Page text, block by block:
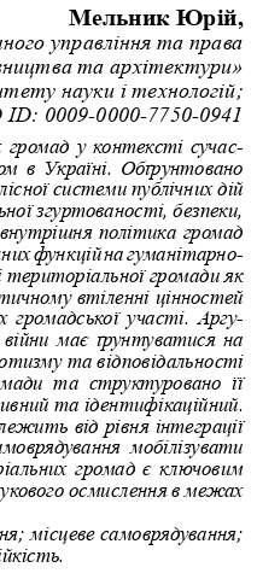
Мельник Юрій,
управління та права
та архітектури»
науки і технологій;
ID: 0009-0000-7750-0941
громад у контексті сучас-
в Україні. Обґрунтовано
системи публічних дій
згуртованості, безпеки,
політика громад
функцій на гуманітарно-
територіальної громади як
втіленні цінностей
громадської участі. Аргу-
має ґрунтуватися на
та відповідальності
та  структуровано  її
та ідентифікаційний.
від рівня інтеграції
мобілізувати
громад є ключовим
осмислення в межах
місцеве самоврядування;